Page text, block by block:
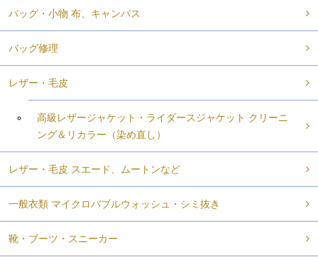
バッグ・小物 布、キャンバス
バッグ修理
レザー・毛皮
高級レザージャケット・ライダースジャケット クリーニ
ング＆リカラー（染め直し）
レザー・毛皮 スエード、ムートンなど
一般衣類 マイクロバブルウォッシュ・シミ抜き
靴・ブーツ・スニーカー